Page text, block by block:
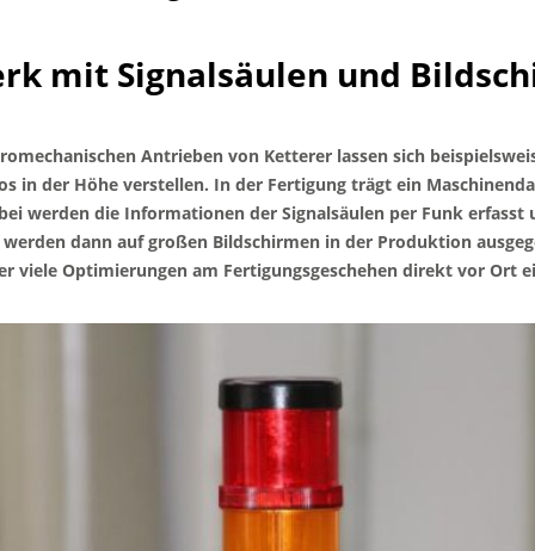
mit Signalsäulen und
Antrieben von Ketterer lassen sich
in der Höhe verstellen. In der Fertigung trägt ein
werden die Informationen der Signalsäulen per Funk erfasst
dann auf großen Bildschirmen in der Produktion
viele Optimierungen am Fertigungsgeschehen direkt vor Ort